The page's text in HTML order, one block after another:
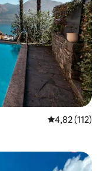
4,82 de uma
4,82 (112)